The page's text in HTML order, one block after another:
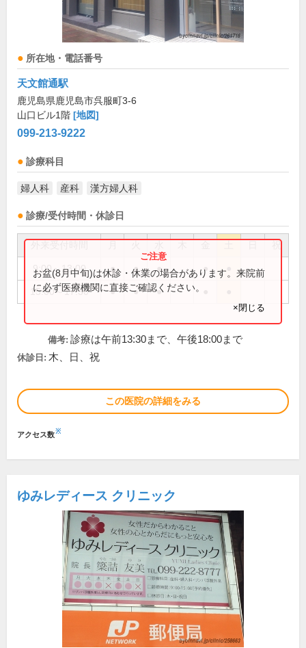
所在地・電話番号
天文館通駅
鹿児島県鹿児島市呉服町3-6
山口ビル1階 [地図]
099-213-9222
診療科目
婦人科 産科 漢方婦人科
診療/受付時間・休診日
祝
9:00～13:00 ● ● ● ●
15:00～17:30 ● ● ●
お盆(8月中旬)は休診・休業の場合があります。来院前
に必ず医療機関に直接ご確認ください。
×閉じる
備考: 診療は午前13:30まで、午後18:00まで
休診日: 木、日、祝
この医院の詳細をみる
アクセス数※
ゆみレディース クリニック